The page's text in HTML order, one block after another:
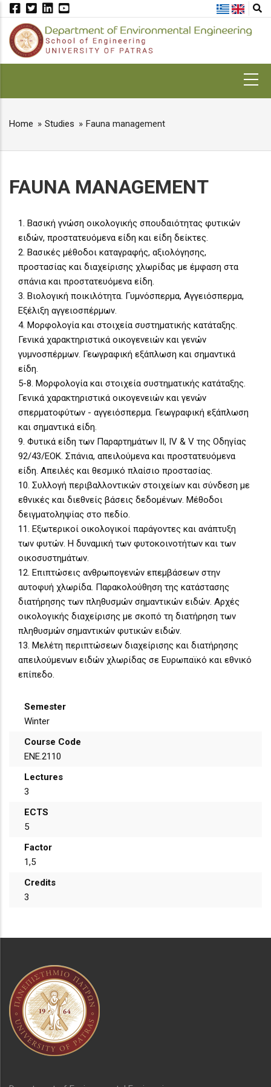
Skip
main
content
BREADCRUMB
Home Studies Fauna management
FAUNA MANAGEMENT
1. Βασική γνώση οικολογικής σπουδαιότητας φυτικών
ειδών, προστατευόμενα είδη και είδη δείκτες.
2. Βασικές μέθοδοι καταγραφής, αξιολόγησης,
προστασίας και διαχείρισης χλωρίδας με έμφαση στα
σπάνια και προστατευόμενα είδη.
3. Βιολογική ποικιλότητα. Γυμνόσπερμα, Αγγειόσπερμα,
Εξέλιξη αγγειοσπέρμων.
4. Μορφολογία και στοιχεία συστηματικής κατάταξης.
Γενικά χαρακτηριστικά οικογενειών και γενών
γυμνοσπέρμων. Γεωγραφική εξάπλωση και σημαντικά
είδη.
5-8. Μορφολογία και στοιχεία συστηματικής κατάταξης.
Γενικά χαρακτηριστικά οικογενειών και γενών
σπερματοφύτων - αγγειόσπερμα. Γεωγραφική εξάπλωση
και σημαντικά είδη.
9. Φυτικά είδη των Παραρτημάτων ΙΙ, IV & V της Οδηγίας
92/43/ΕΟΚ. Σπάνια, απειλούμενα και προστατευόμενα
είδη. Απειλές και θεσμικό πλαίσιο προστασίας.
10. Συλλογή περιβαλλοντικών στοιχείων και σύνδεση με
εθνικές και διεθνείς βάσεις δεδομένων. Μέθοδοι
δειγματοληψίας στο πεδίο.
11. Εξωτερικοί οικολογικοί παράγοντες και ανάπτυξη
των φυτών. Η δυναμική των φυτοκοινοτήτων και των
οικοσυστημάτων.
12. Επιπτώσεις ανθρωπογενών επεμβάσεων στην
αυτοφυή χλωρίδα. Παρακολούθηση της κατάστασης
διατήρησης των πληθυσμών σημαντικών ειδών. Αρχές
οικολογικής διαχείρισης με σκοπό τη διατήρηση των
πληθυσμών σημαντικών φυτικών ειδών.
13. Μελέτη περιπτώσεων διαχείρισης και διατήρησης
απειλούμενων ειδών χλωρίδας σε Ευρωπαϊκό και εθνικό
επίπεδο.
Semester
Winter
Course Code
ΕΝΕ.2110
Lectures
3
ECTS
5
Factor
1,5
Credits
3